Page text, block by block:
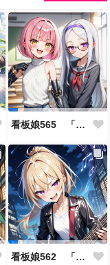
看板娘565 「銀一族」
看板娘562 「八木沼千絵のよもやま話」